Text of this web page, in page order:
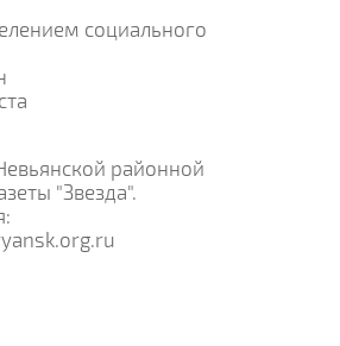
социального
районной
"Звезда".